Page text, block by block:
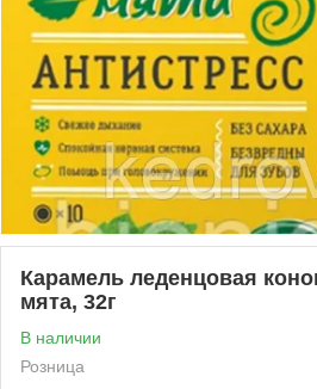
Карамель леденцовая
мята, 32г
В наличии
Розница